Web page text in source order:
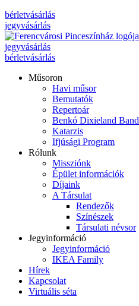
bérletvásárlás
jegyvásárlás
jegyvásárlás
bérletvásárlás
Műsoron
Havi műsor
Bemutatók
Repertoár
Benkó Dixieland Band
Katarzis
Ifjúsági Program
Rólunk
Missziónk
Épület információk
Díjaink
A Társulat
Rendezők
Színészek
Társulati névsor
Jegyinformáció
Jegyinformáció
IKEA Family
Hírek
Kapcsolat
Virtuális séta